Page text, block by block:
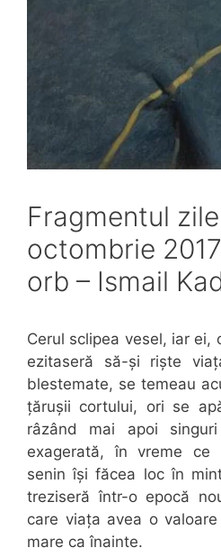
Fragmentul
octombrie
orb – Ismail
Cerul sclipea vesel, iar ei,
ezitaseră să-și riște
blestemate, se temeau
țărușii cortului, ori se
râzând mai apoi
exagerată, în vreme
senin își făcea loc în
treziseră într-o epocă
care viața avea o
mare ca înainte.